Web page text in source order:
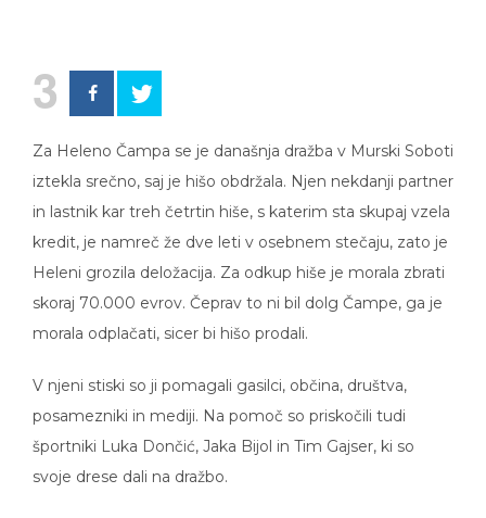
3
Za Heleno Čampa se je današnja dražba v Murski Soboti
iztekla srečno, saj je hišo obdržala. Njen nekdanji partner
in lastnik kar treh četrtin hiše, s katerim sta skupaj vzela
kredit, je namreč že dve leti v osebnem stečaju, zato je
Heleni grozila deložacija. Za odkup hiše je morala zbrati
skoraj 70.000 evrov. Čeprav to ni bil dolg Čampe, ga je
morala odplačati, sicer bi hišo prodali.
V njeni stiski so ji pomagali gasilci, občina, društva,
posamezniki in mediji. Na pomoč so priskočili tudi
športniki Luka Dončić, Jaka Bijol in Tim Gajser, ki so
svoje drese dali na dražbo.